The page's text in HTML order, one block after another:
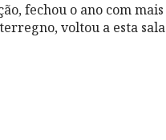
fechou o ano com mais
voltou a esta sala